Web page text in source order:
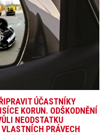
ÚČASTNÍKY
KORUN. ODŠKODNĚNÍ
NEODSTATKU
PRÁVECH